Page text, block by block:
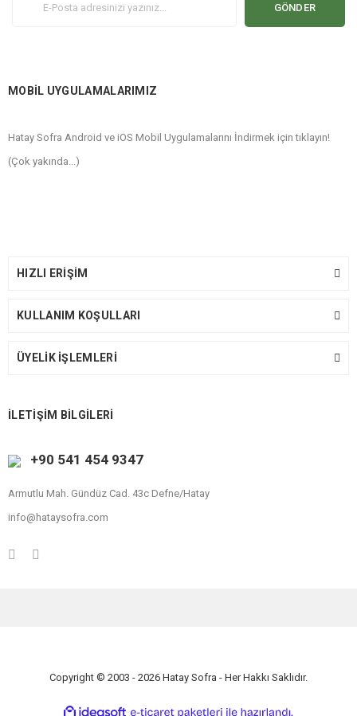
GÖNDER
MOBİL UYGULAMALARIMIZ
Hatay Sofra Android ve iOS Mobil Uygulamalarını İndirmek için tıklayın!
(Çok yakında...)
HIZLI ERİŞİM
KULLANIM KOŞULLARI
ÜYELİK İŞLEMLERİ
İLETİŞİM BİLGİLERİ
+90 541 454 9347
Armutlu Mah. Gündüz Cad. 43c Defne/Hatay
info@hataysofra.com
Copyright © 2003 - 2026 Hatay Sofra - Her Hakkı Saklıdır.
ideasoft e-